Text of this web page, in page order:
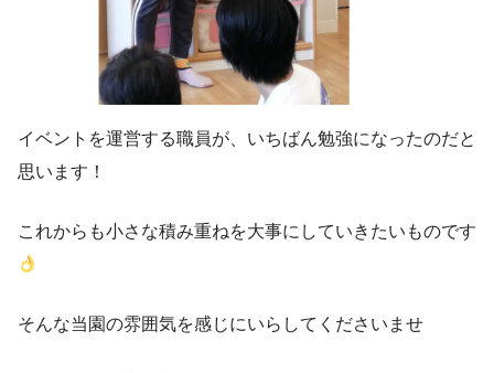
イベントを運営する職員が、いちばん勉強になったのだと
思います！
これからも小さな積み重ねを大事にしていきたいものです
そんな当園の雰囲気を感じにいらしてくださいませ